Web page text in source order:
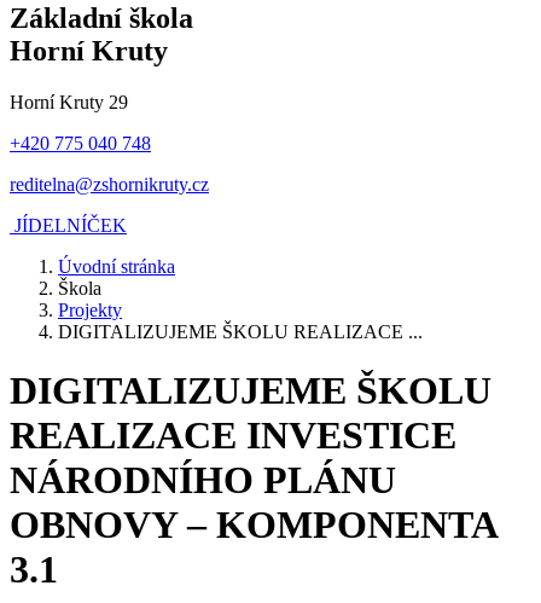
Základní škola
Horní Kruty
Horní Kruty 29
+420 775 040 748
reditelna@zshornikruty.cz
JÍDELNÍČEK
Úvodní stránka
Škola
Projekty
DIGITALIZUJEME ŠKOLU REALIZACE ...
DIGITALIZUJEME ŠKOLU
REALIZACE INVESTICE
NÁRODNÍHO PLÁNU
OBNOVY – KOMPONENTA
3.1